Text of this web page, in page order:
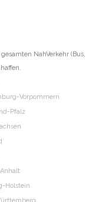
NahVerkehr (Bus,
Vorpommern
Pfalz
Holstein